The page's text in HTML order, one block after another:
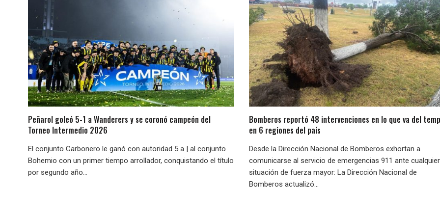
Peñarol goleó 5-1 a Wanderers y se coronó campeón del
Torneo Intermedio 2026
El conjunto Carbonero le ganó con autoridad 5 a | al conjunto
Bohemio con un primer tiempo arrollador, conquistando el título
por segundo año...
Bomberos reportó 48 intervenciones en lo que va del
en 6 regiones del país
Desde la Dirección Nacional de Bomberos exhortan a
comunicarse al servicio de emergencias 911 ante cualquier
situación de fuerza mayor: La Dirección Nacional de
Bomberos actualizó...